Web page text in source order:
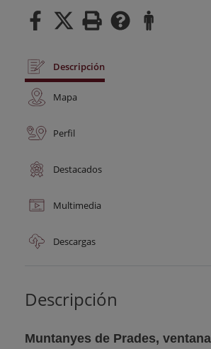
Descripción
Mapa
Perfil
Destacados
Multimedia
Descargas
Descripción
Muntanyes de Prades,